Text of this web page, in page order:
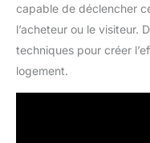
capable de déclencher
l’acheteur ou le visiteur.
techniques pour créer
logement.